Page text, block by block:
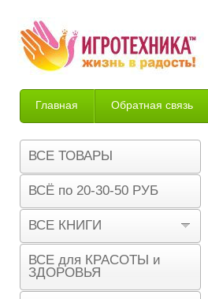
Главная Обратная связь
Возврат
ВСЕ ТОВАРЫ
ВСЁ по 20-30-50 РУБ
ВСЕ КНИГИ
ВСЕ для КРАСОТЫ и
ЗДОРОВЬЯ